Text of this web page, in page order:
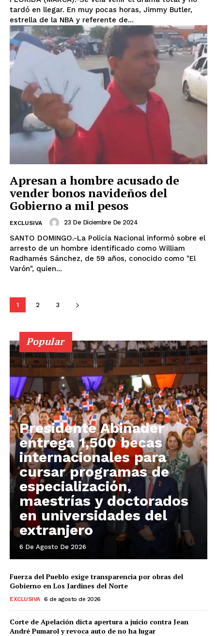
tardó en llegar. En muy pocas horas, Jimmy Butler,
estrella de la NBA y referente de...
Apresan a hombre acusado de
vender bonos navideños del
Gobierno a mil pesos
EXCLUSIVA 23 De Diciembre De 2024
SANTO DOMINGO.-La Policía Nacional informó sobre el
arresto de un hombre identificado como William
Radhamés Sánchez, de 59 años, conocido como "El
Varón", quien...
1 2 3
Popular
Presidente Abinader
entrega 1,500 becas
internacionales para
cursar programas de
especialización,
maestrías y doctorados
en universidades del
extranjero
6 De Agosto De 2026
Fuerza del Pueblo exige transparencia por obras del
Gobierno en Los Jardines del Norte
EXCLUSIVA 6 de agosto de 2026
Corte de Apelación dicta apertura a juicio contra Jean
André Pumarol y revoca auto de no ha lugar